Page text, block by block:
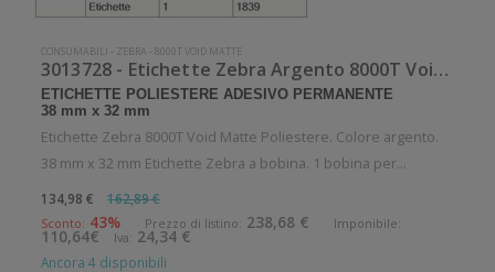
CONSUMABILI - ZEBRA -8000T VOID MATTE
3013728 - Etichette Zebra Argento 8000T Void Matte Poliestere
ETICHETTE POLIESTERE ADESIVO PERMANENTE
38 mm x 32 mm
Etichette Zebra 8000T Void Matte Poliestere. Colore argento.
38 mm x 32 mm Etichette Zebra a bobina. 1 bobina per
confezione. 1839 etichette per bobina. Etichette in poliestere
con adesivo permanente. Diametro interno: 25 mm. Diametro
esterno: 127
134,98 € 162,89 €
Sconto: 43% Prezzo di listino: 238,68 € Imponibile:
110,64€ Iva: 24,34 €
Ancora 4 disponibili